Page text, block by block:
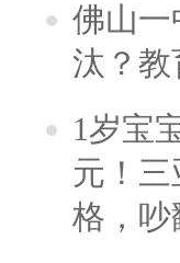
佛山一
汰？教
1岁宝
元！
格，吵